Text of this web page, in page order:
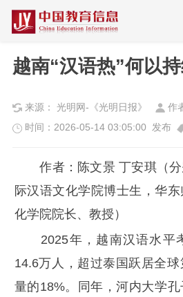
越南“汉语热”何以
来源： 光明网-《光明日报》
作
时间：2026-05-14 03:05:00 发布
作者：陈文景 丁安琪（分
际汉语文化学院博士生，华
化学院院长、教授）
2025年，越南汉语水平
14.6万人，超过泰国跃居全
量的18%。同年，河内大学